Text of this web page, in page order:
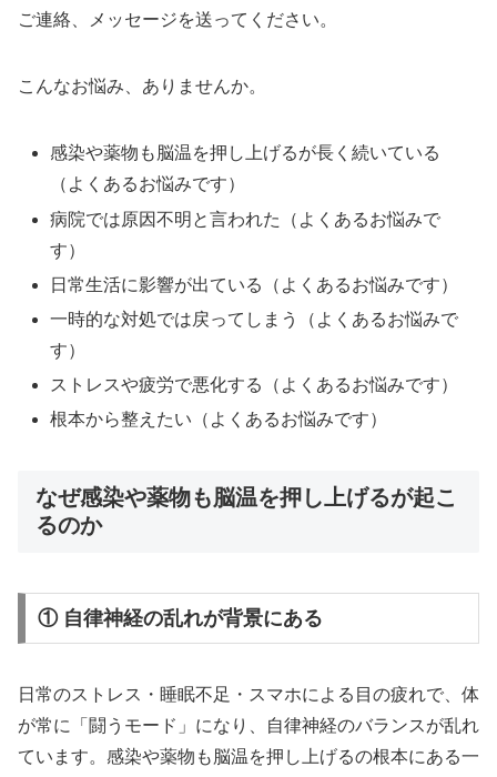
ご連絡、メッセージを送ってください。
こんなお悩み、ありませんか。
感染や薬物も脳温を押し上げるが長く続いている
（よくあるお悩みです）
病院では原因不明と言われた（よくあるお悩みで
す）
日常生活に影響が出ている（よくあるお悩みです）
一時的な対処では戻ってしまう（よくあるお悩みで
す）
ストレスや疲労で悪化する（よくあるお悩みです）
根本から整えたい（よくあるお悩みです）
なぜ感染や薬物も脳温を押し上げるが起こ
るのか
① 自律神経の乱れが背景にある
日常のストレス・睡眠不足・スマホによる目の疲れで、体
が常に「闘うモード」になり、自律神経のバランスが乱れ
ています。感染や薬物も脳温を押し上げるの根本にある一